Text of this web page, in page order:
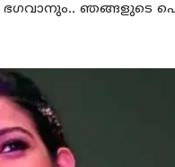
ഞങ്ങളുടെ